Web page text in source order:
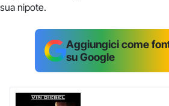
sua nipote.
Aggiungici come
su Google